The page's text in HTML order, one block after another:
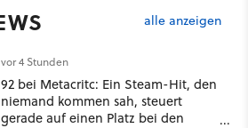
alle anzeigen
vor 4 Stunden
92 bei Metacritc: Ein Steam-Hit, den
niemand kommen sah, steuert
gerade auf einen Platz bei den